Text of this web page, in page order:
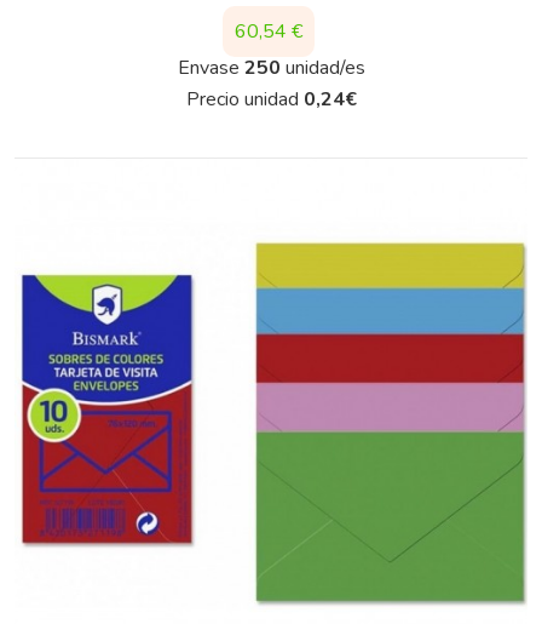
Precio
60,54 €
Envase 250 unidad/es
Precio unidad 0,24€